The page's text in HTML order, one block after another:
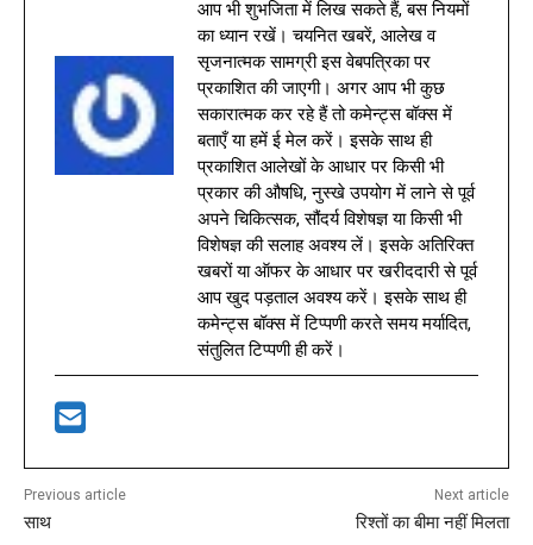
आप भी शुभजिता में लिख सकते हैं, बस नियमों
का ध्यान रखें। चयनित खबरें, आलेख व
सृजनात्मक सामग्री इस वेबपत्रिका पर
प्रकाशित की जाएगी। अगर आप भी कुछ
सकारात्मक कर रहे हैं तो कमेन्ट्स बॉक्स में
बताएँ या हमें ई मेल करें। इसके साथ ही
प्रकाशित आलेखों के आधार पर किसी भी
प्रकार की औषधि, नुस्खे उपयोग में लाने से पूर्व
अपने चिकित्सक, सौंदर्य विशेषज्ञ या किसी भी
विशेषज्ञ की सलाह अवश्य लें। इसके अतिरिक्त
खबरों या ऑफर के आधार पर खरीददारी से पूर्व
आप खुद पड़ताल अवश्य करें। इसके साथ ही
कमेन्ट्स बॉक्स में टिप्पणी करते समय मर्यादित,
संतुलित टिप्पणी ही करें।
Previous article
साथ
Next article
रिश्तों का बीमा नहीं मिलता